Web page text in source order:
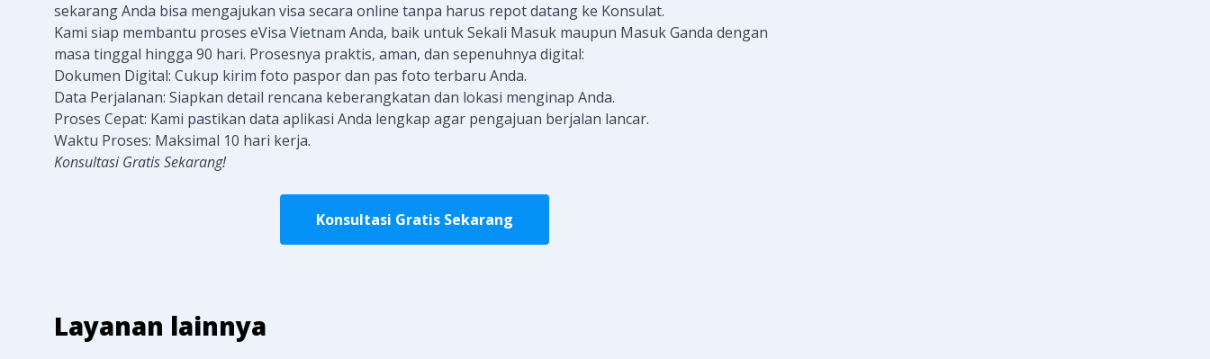
sekarang Anda bisa mengajukan visa secara online tanpa harus repot datang ke Konsulat.
Kami siap membantu proses eVisa Vietnam Anda, baik untuk Sekali Masuk maupun Masuk Ganda dengan
masa tinggal hingga 90 hari. Prosesnya praktis, aman, dan sepenuhnya digital:
Dokumen Digital: Cukup kirim foto paspor dan pas foto terbaru Anda.
Data Perjalanan: Siapkan detail rencana keberangkatan dan lokasi menginap Anda.
Proses Cepat: Kami pastikan data aplikasi Anda lengkap agar pengajuan berjalan lancar.
Waktu Proses: Maksimal 10 hari kerja.
Konsultasi Gratis Sekarang!
Konsultasi Gratis Sekarang
Layanan lainnya